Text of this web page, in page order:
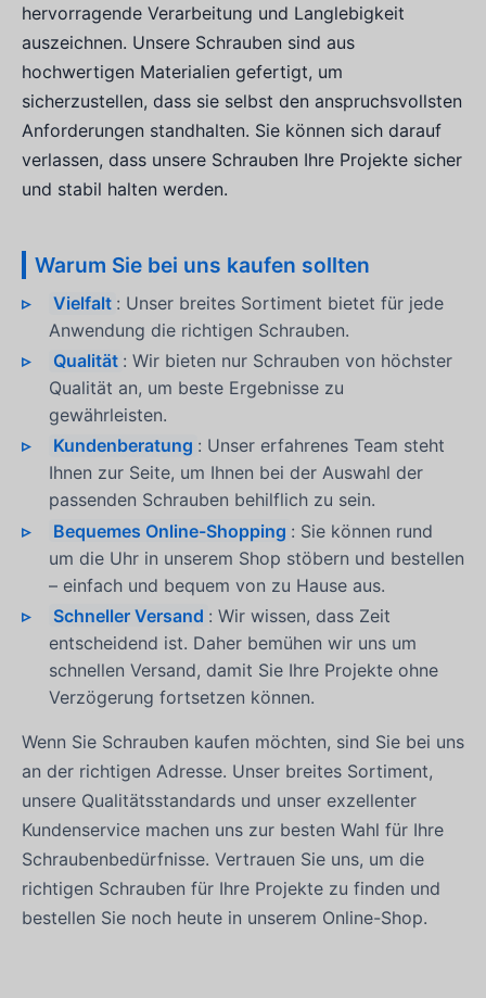
hervorragende Verarbeitung und Langlebigkeit
auszeichnen. Unsere Schrauben sind aus
hochwertigen Materialien gefertigt, um
sicherzustellen, dass sie selbst den anspruchsvollsten
Anforderungen standhalten. Sie können sich darauf
verlassen, dass unsere Schrauben Ihre Projekte sicher
und stabil halten werden.
Warum Sie bei uns kaufen sollten
Vielfalt : Unser breites Sortiment bietet für jede
Anwendung die richtigen Schrauben.
Qualität : Wir bieten nur Schrauben von höchster
Qualität an, um beste Ergebnisse zu
gewährleisten.
Kundenberatung : Unser erfahrenes Team steht
Ihnen zur Seite, um Ihnen bei der Auswahl der
passenden Schrauben behilflich zu sein.
Bequemes Online-Shopping : Sie können rund
um die Uhr in unserem Shop stöbern und bestellen
– einfach und bequem von zu Hause aus.
Schneller Versand : Wir wissen, dass Zeit
entscheidend ist. Daher bemühen wir uns um
schnellen Versand, damit Sie Ihre Projekte ohne
Verzögerung fortsetzen können.
Wenn Sie Schrauben kaufen möchten, sind Sie bei uns
an der richtigen Adresse. Unser breites Sortiment,
unsere Qualitätsstandards und unser exzellenter
Kundenservice machen uns zur besten Wahl für Ihre
Schraubenbedürfnisse. Vertrauen Sie uns, um die
richtigen Schrauben für Ihre Projekte zu finden und
bestellen Sie noch heute in unserem Online-Shop.